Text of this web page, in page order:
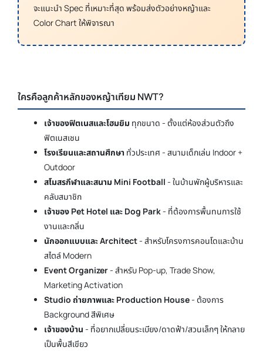
จะแนะนำ Spec ที่เหมาะที่สุด พร้อมส่งตัวอย่างหญ้าและ
Color Chart ให้พิจารณา
ใครคือลูกค้าหลักของหญ้าเทียม NWT?
เจ้าของฟิตเนสและโฮมยิม ทุกขนาด - ตั้งแต่ห้องส่วนตัวถึง
ฟิตเนสเชน
โรงเรียนและสถานศึกษา ทั่วประเทศ - สนามเด็กเล่น Indoor +
Outdoor
สโมสรกีฬาและสนาม Mini Football - ในบ้านพักผู้บริหารและ
คลับสมาชิก
เจ้าของ Pet Hotel และ Dog Park- ที่ต้องการพื้นทนการใช้
งานและกลิ่น
นักออกแบบและ Architect- สำหรับโครงการคอนโดและบ้าน
สไตล์ Modern
Event Organizer- สำหรับ Pop-up, Trade Show,
Marketing Activation
Studio ถ่ายภาพและ Production House- ต้องการ
Background สีพิเศษ
เจ้าของบ้าน - ที่อยากเปลี่ยนระเบียง/ดาดฟ้า/สวนเล็กๆ ให้กลาย
เป็นพื้นสีเขียว